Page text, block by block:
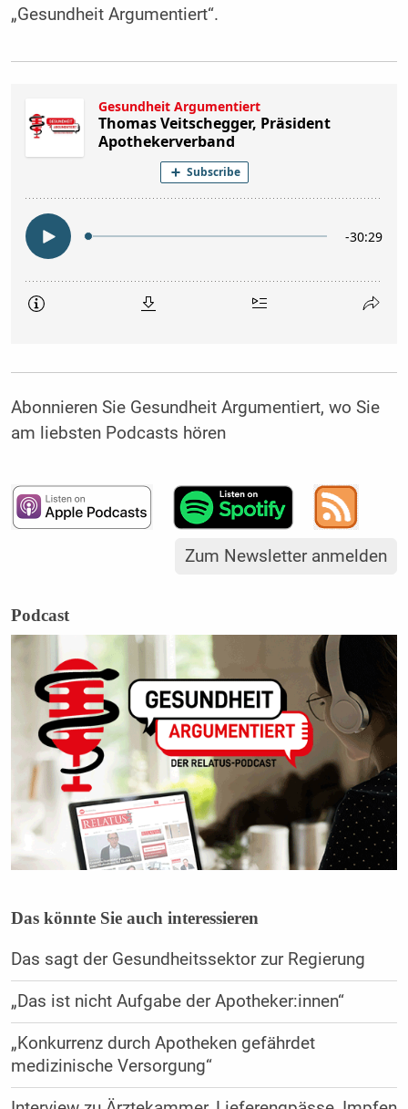
„Gesundheit Argumentiert“.
Abonnieren Sie Gesundheit Argumentiert, wo Sie
am liebsten Podcasts hören
Zum Newsletter anmelden
Podcast
Das könnte Sie auch interessieren
Das sagt der Gesundheitssektor zur Regierung
„Das ist nicht Aufgabe der Apotheker:innen“
„Konkurrenz durch Apotheken gefährdet
medizinische Versorgung“